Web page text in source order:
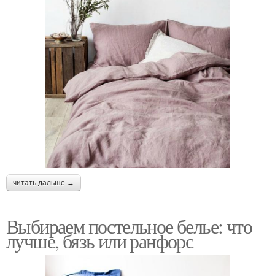
читать дальше →
Выбираем постельное белье: что
лучше, бязь или ранфорс